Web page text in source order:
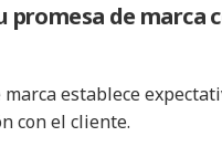
promesa de marca
marca establece
con el cliente.